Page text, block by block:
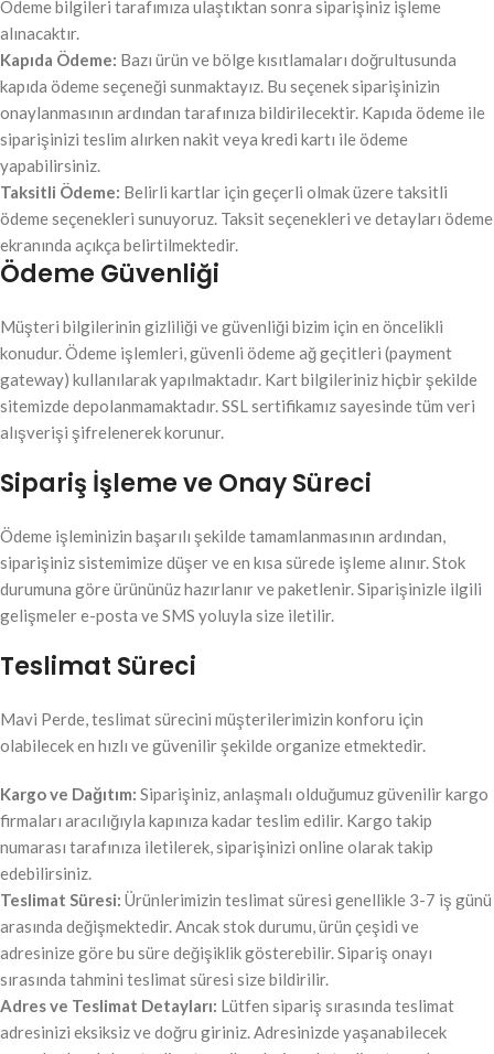
Ödeme bilgileri tarafımıza ulaştıktan sonra siparişiniz işleme
alınacaktır.
Kapıda Ödeme: Bazı ürün ve bölge kısıtlamaları doğrultusunda
kapıda ödeme seçeneği sunmaktayız. Bu seçenek siparişinizin
onaylanmasının ardından tarafınıza bildirilecektir. Kapıda ödeme ile
siparişinizi teslim alırken nakit veya kredi kartı ile ödeme
yapabilirsiniz.
Taksitli Ödeme: Belirli kartlar için geçerli olmak üzere taksitli
ödeme seçenekleri sunuyoruz. Taksit seçenekleri ve detayları ödeme
ekranında açıkça belirtilmektedir.
Ödeme Güvenliği
Müşteri bilgilerinin gizliliği ve güvenliği bizim için en öncelikli
konudur. Ödeme işlemleri, güvenli ödeme ağ geçitleri (payment
gateway) kullanılarak yapılmaktadır. Kart bilgileriniz hiçbir şekilde
sitemizde depolanmamaktadır. SSL sertifikamız sayesinde tüm veri
alışverişi şifrelenerek korunur.
Sipariş İşleme ve Onay Süreci
Ödeme işleminizin başarılı şekilde tamamlanmasının ardından,
siparişiniz sistemimize düşer ve en kısa sürede işleme alınır. Stok
durumuna göre ürününüz hazırlanır ve paketlenir. Siparişinizle ilgili
gelişmeler e-posta ve SMS yoluyla size iletilir.
Teslimat Süreci
Mavi Perde, teslimat sürecini müşterilerimizin konforu için
olabilecek en hızlı ve güvenilir şekilde organize etmektedir.
Kargo ve Dağıtım: Siparişiniz, anlaşmalı olduğumuz güvenilir kargo
firmaları aracılığıyla kapınıza kadar teslim edilir. Kargo takip
numarası tarafınıza iletilerek, siparişinizi online olarak takip
edebilirsiniz.
Teslimat Süresi: Ürünlerimizin teslimat süresi genellikle 3-7 iş günü
arasında değişmektedir. Ancak stok durumu, ürün çeşidi ve
adresinize göre bu süre değişiklik gösterebilir. Sipariş onayı
sırasında tahmini teslimat süresi size bildirilir.
Adres ve Teslimat Detayları: Lütfen sipariş sırasında teslimat
adresinizi eksiksiz ve doğru giriniz. Adresinizde yaşanabilecek